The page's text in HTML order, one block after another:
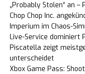
„Probably Stolen“ an
Chop Chop Inc.
Imperium im Chaos-
Live-Service dominiert
Piscatella zeigt
unterscheidet
Xbox Game Pass: